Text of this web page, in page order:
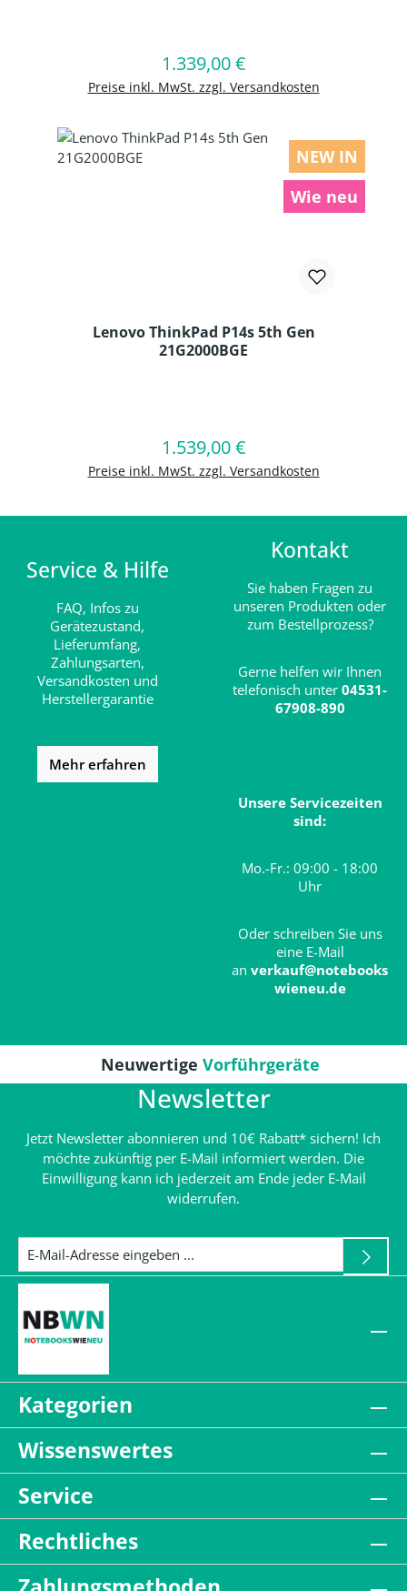
Regulärer Preis:
1.339,00 €
Preise inkl. MwSt. zzgl. Versandkosten
In den Warenkorb
NEW IN
Wie neu
Lenovo ThinkPad P14s 5th Gen
21G2000BGE
Regulärer Preis:
1.539,00 €
Preise inkl. MwSt. zzgl. Versandkosten
In den Warenkorb
Service & Hilfe
FAQ, Infos zu
Gerätezustand,
Lieferumfang,
Zahlungsarten,
Versandkosten und
Herstellergarantie
Mehr erfahren
Kontakt
Sie haben Fragen zu
unseren Produkten oder
zum Bestellprozess?
Gerne helfen wir Ihnen
telefonisch unter 04531-
67908-890
Unsere Servicezeiten
sind:
Mo.-Fr.: 09:00 - 18:00
Uhr
Oder schreiben Sie uns
eine E-Mail
an verkauf@notebooks
wieneu.de
Neuwertige Vorführgeräte
Newsletter
Jetzt Newsletter abonnieren und 10€ Rabatt* sichern! Ich
möchte zukünftig per E-Mail informiert werden. Die
Einwilligung kann ich jederzeit am Ende jeder E-Mail
widerrufen.
Kategorien
Wissenswertes
Service
Rechtliches